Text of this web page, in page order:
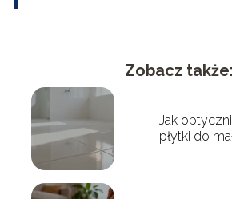
Zobacz także:
Jak
płytki do